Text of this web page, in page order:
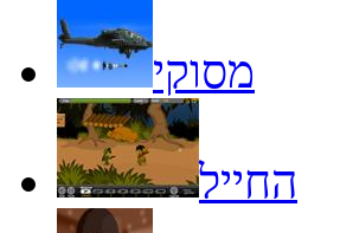
מסוקי
החייל